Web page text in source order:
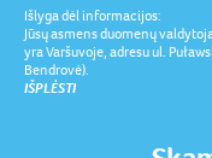
Išlyga dėl informacijos:
Jūsų asmens duomenų
yra Varšuvoje, adresu ul.
Bendrovė).
IŠPLĖSTI